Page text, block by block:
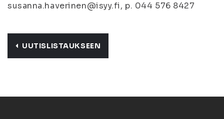
susanna.haverinen@isyy.fi, p. 044 576 8427
UUTISLISTAUKSEEN